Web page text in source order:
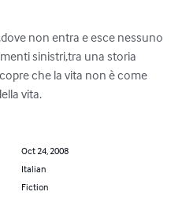
non entra e esce nessuno
sinistri,tra una storia
che la vita non è come
vita.
Oct 24, 2008
Italian
Fiction